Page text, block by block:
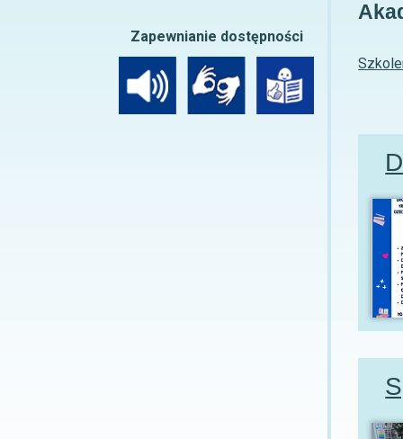
Zapewnianie dostępności